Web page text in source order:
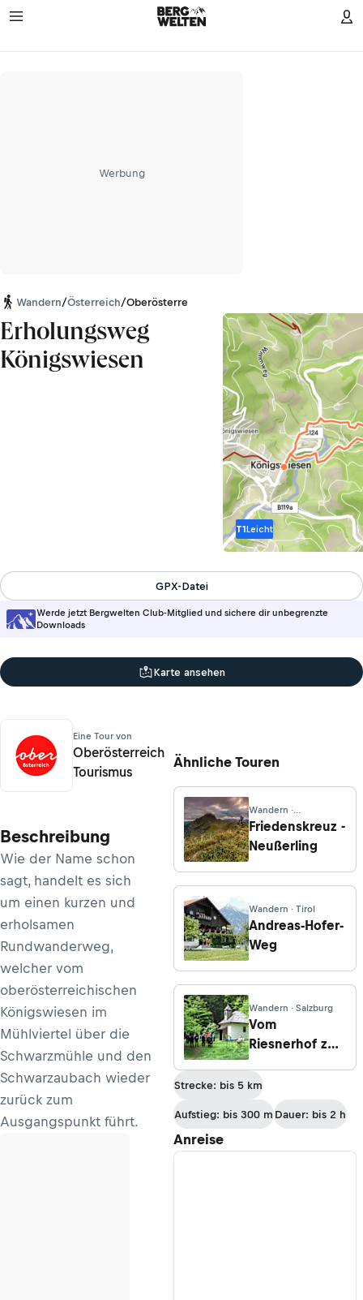
Werbung
Wandern/Österreich/Oberösterreich
Erholungsweg
Königswiesen
T1Leicht
Werde jetzt Bergwelten Club-Mitglied und sichere dir unbegrenzte
Downloads
GPX-Datei
Karte ansehen
Eine Tour von
Oberösterreich
Tourismus
Beschreibung
Wie der Name schon
sagt, handelt es sich
um einen kurzen und
erholsamen
Rundwanderweg,
welcher vom
oberösterreichischen
Königswiesen im
Mühlviertel über die
Schwarzmühle und den
Schwarzaubach wieder
zurück zum
Ausgangspunkt führt.
Ähnliche Touren
Wandern ·
Oberösterreich
Friedenskreuz -
Neußerling
Wandern · Tirol
Andreas-Hofer-
Weg
Wandern · Salzburg
Vom
Riesnerhof zur
Strecke: bis 5 km
Aufstieg: bis 300 m Dauer: bis 2 h
Anreise